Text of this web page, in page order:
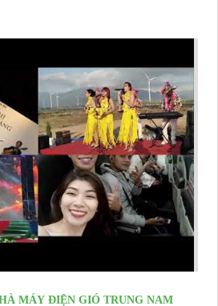
MÁY ĐIỆN GIÓ TRUNG NAM